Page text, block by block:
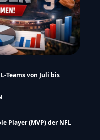
Teams von Juli bis
Player (MVP) der NFL